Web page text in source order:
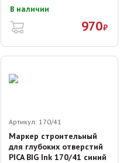
В наличии
970₽
Артикул: 170/41
Маркер строительный
для глубоких отверстий
PICA BIG Ink 170/41 синий